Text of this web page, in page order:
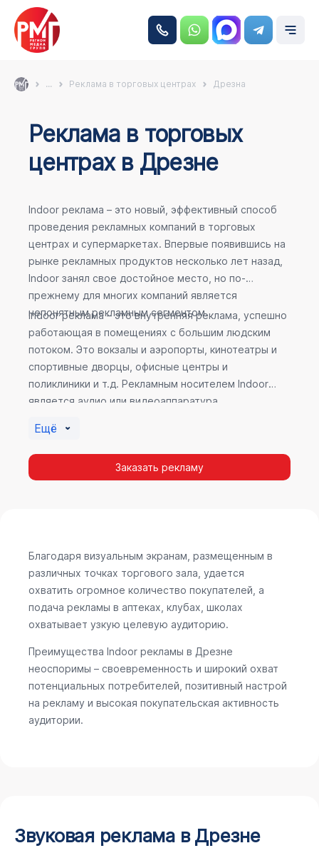
... Реклама в торговых центрах Дрезна
Реклама в торговых
центрах в Дрезне
Indoor реклама – это новый, эффективный способ
проведения рекламных компаний в торговых
центрах и супермаркетах. Впервые появившись на
рынке рекламных продуктов несколько лет назад,
Indoor занял свое достойное место, но по-
прежнему для многих компаний является
непонятным рекламным сегментом.
Indoor реклама – это внутренняя реклама, успешно
работающая в помещениях с большим людским
потоком. Это вокзалы и аэропорты, кинотеатры и
спортивные дворцы, офисные центры и
поликлиники и т.д. Рекламным носителем Indoor
является аудио или видеоаппаратура,
эффективность приносит такой вид рекламы в
местах продаж, поскольку воздействие на
покупателя в момент выбора товара наиболее
Indoor рекламы.
Ещё
Заказать рекламу
Благодаря визуальным экранам, размещенным в
различных точках торгового зала, удается
охватить огромное количество покупателей, а
подача рекламы в аптеках, клубах, школах
охватывает узкую целевую аудиторию.
Преимущества Indoor рекламы в Дрезне
неоспоримы – своевременность и широкий охват
потенциальных потребителей, позитивный настрой
на рекламу и высокая покупательская активность
аудитории.
Звуковая реклама в Дрезне